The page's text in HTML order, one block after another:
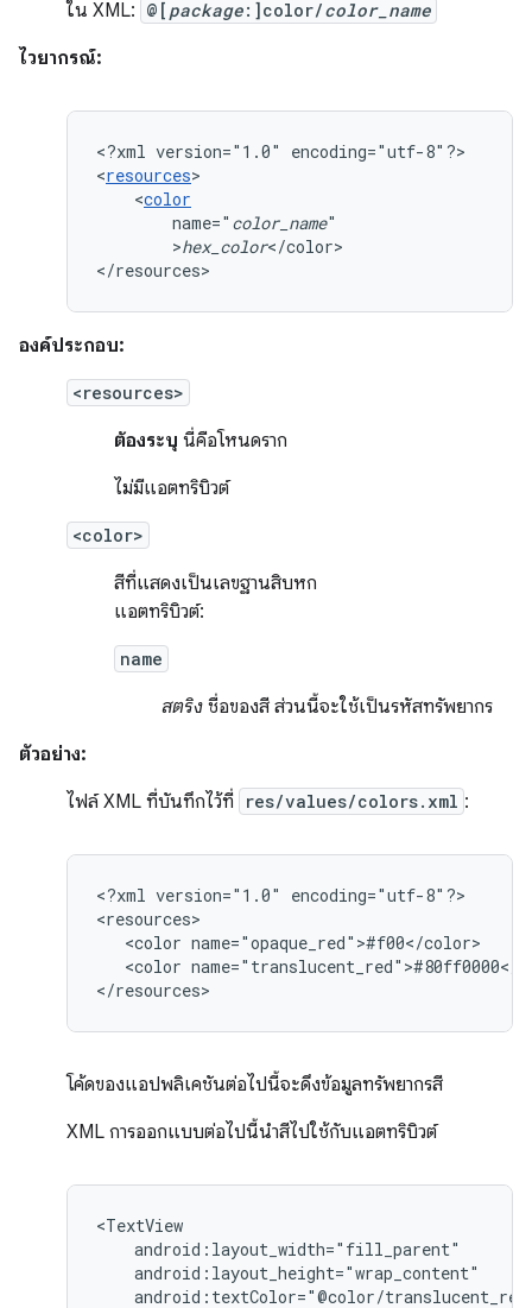
ใน XML: @[ package:]color/color_name
ไวยากรณ์:
<?xml version="1.0"
encoding="utf-8"?>
<resources
<color
name=" color_name
>hex_color</color>
</resources>
องค์ประกอบ:
<resources>
ต้องระบุ นี่คือโหนดราก
ไม่มีแอตทริบิวต์
<color>
สีที่แสดงเป็นเลขฐานสิบหก
แอตทริบิวต์:
name
สตริง ชื่อของสี ส่วนนี้จะใช้เป็นรหัสทรัพยากร
ตัวอย่าง:
ไฟล์ XML ที่บันทึกไว้ที่ res/values/colors.xml :
<?xml version="1.0"
encoding="utf-8"?>
<color
<color name="translucent_red">#80ff0000</
</resources>
โค้ดของแอปพลิเคชันต่อไปนี้จะดึงข้อมูลทรัพยากรสี
XML การออกแบบต่อไปนี้นำสีไปใช้กับแอตทริบิวต์